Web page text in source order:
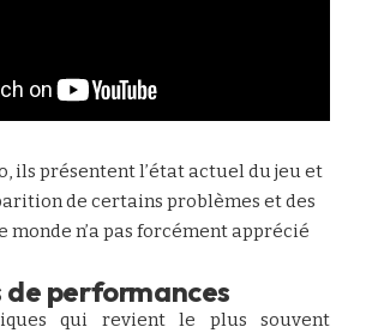
ils présentent l’état actuel du jeu et
de certains problèmes et des
monde n’a pas forcément apprécié
de performances
qui revient le plus souvent